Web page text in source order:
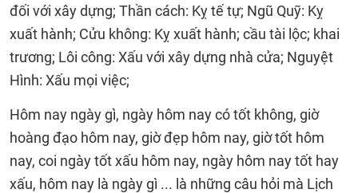
đối với xây dựng; Thần cách: Kỵ tế tự; Ngũ Quỹ: Kỵ
xuất hành; Cửu không: Kỵ xuất hành; cầu tài lộc; khai
trương; Lôi công: Xấu với xây dựng nhà cửa; Nguyệt
Hình: Xấu mọi việc;
Hôm nay ngày gì, ngày hôm nay có tốt không, giờ
hoàng đạo hôm nay, giờ đẹp hôm nay, giờ tốt hôm
nay, coi ngày tốt xấu hôm nay, ngày hôm nay tốt hay
xấu, hôm nay là ngày gì ... là những câu hỏi mà Lịch